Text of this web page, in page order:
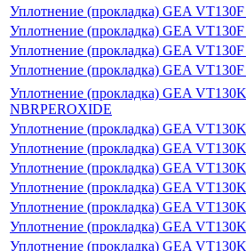
Уплотнение (прокладка) GEA
Уплотнение (прокладка) GEA
Уплотнение (прокладка) GEA
Уплотнение (прокладка) GEA
Уплотнение (прокладка) GEA VT130K
NBRPEROXIDE
Уплотнение (прокладка) GEA
Уплотнение (прокладка) GEA
Уплотнение (прокладка) GEA
Уплотнение (прокладка) GEA
Уплотнение (прокладка) GEA
Уплотнение (прокладка) GEA
Уплотнение (прокладка) GEA